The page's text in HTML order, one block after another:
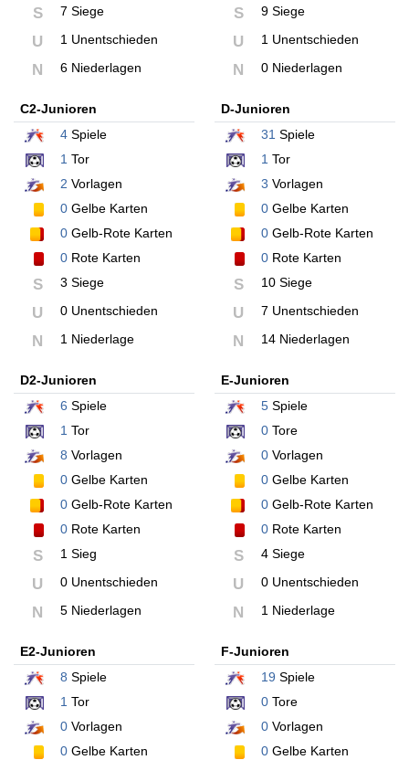
S 7 Siege
U 1 Unentschieden
N 6 Niederlagen
S 9 Siege
U 1 Unentschieden
N 0 Niederlagen
C2-Junioren
4 Spiele
1 Tor
2 Vorlagen
0 Gelbe Karten
0 Gelb-Rote Karten
0 Rote Karten
S 3 Siege
U 0 Unentschieden
N 1 Niederlage
D-Junioren
31 Spiele
1 Tor
3 Vorlagen
0Gelbe Karten
0Gelb-Rote Karten
0Rote Karten
S 10 Siege
U 7 Unentschieden
N 14 Niederlagen
D2-Junioren
6 Spiele
1 Tor
8 Vorlagen
0 Gelbe Karten
0 Gelb-Rote Karten
0 Rote Karten
S 1 Sieg
U 0 Unentschieden
N 5 Niederlagen
E-Junioren
5Spiele
0Tore
0Vorlagen
0Gelbe Karten
0Gelb-Rote Karten
0Rote Karten
S 4 Siege
U 0 Unentschieden
N 1 Niederlage
E2-Junioren
8 Spiele
1 Tor
0 Vorlagen
0 Gelbe Karten
F-Junioren
19 Spiele
0Tore
0Vorlagen
0Gelbe Karten